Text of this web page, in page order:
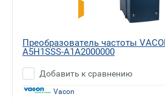
Преобразователь частоты
A5H1SSS-A1A2000000
Добавить к сравнению
Vacon